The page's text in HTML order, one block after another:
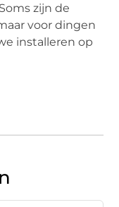
zijn de
voor dingen
installeren op